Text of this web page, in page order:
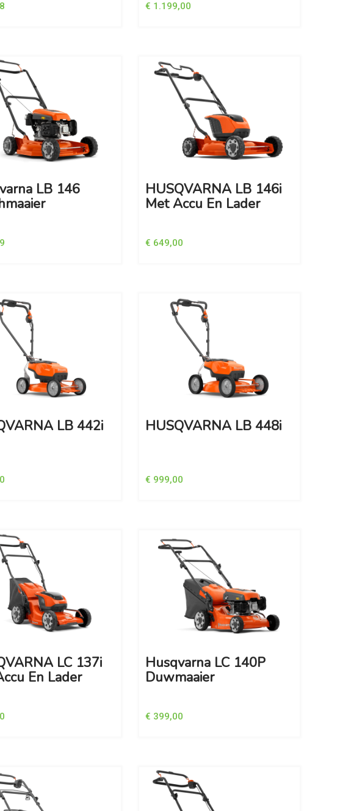
€ 1.199,00
LB 146
HUSQVARNA LB 146i
Met Accu En Lader
€ 649,00
LB 442i HUSQVARNA LB 448i
€ 999,00
LC 137i
En Lader
Husqvarna LC 140P
Duwmaaier
€ 399,00